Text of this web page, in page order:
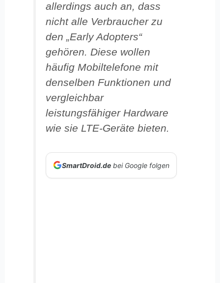
allerdings auch an, dass
nicht alle Verbraucher zu
den „Early Adopters“
gehören. Diese wollen
häufig Mobiltelefone mit
denselben Funktionen und
vergleichbar
leistungsfähiger Hardware
wie sie LTE-Geräte bieten.
SmartDroid.debei Google folgen